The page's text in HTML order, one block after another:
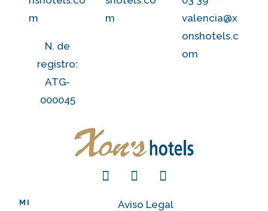
m
N. de
registro:
ATG-
000045
m
valencia@x
onshotels.c
om
MI
Aviso Legal